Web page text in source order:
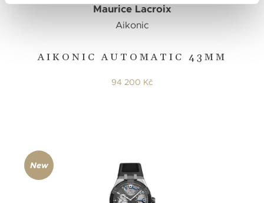
AIKONIC AUTOMATIC 43MM
Maurice Lacroix
Aikonic
94 200 Kč
New